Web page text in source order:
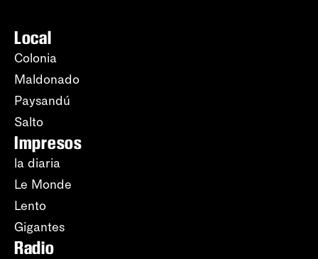
Local
Colonia
Maldonado
Paysandú
Salto
Impresos
la diaria
Le Monde
Lento
Gigantes
Radio